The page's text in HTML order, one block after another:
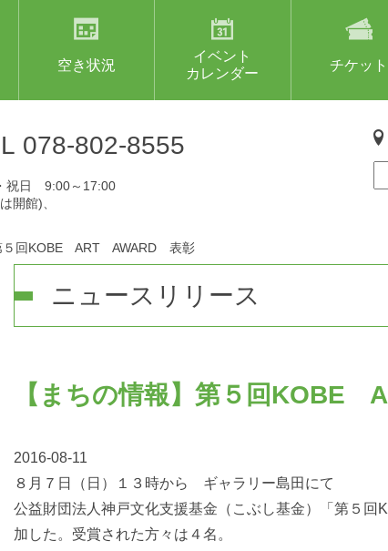
空き状況
イベント
カレンダー
チケット
078-802-8555
祝日 9:00～17:00
開館)、
５回KOBE ART AWARD 表彰
ニュースリリース
【まちの情報】第５回
2016-08-11
８月７日（日）１３時から ギャラリー島田にて
公益財団法人神戸文化支援基金（こぶし基金）
加した。受賞された方々は４名。